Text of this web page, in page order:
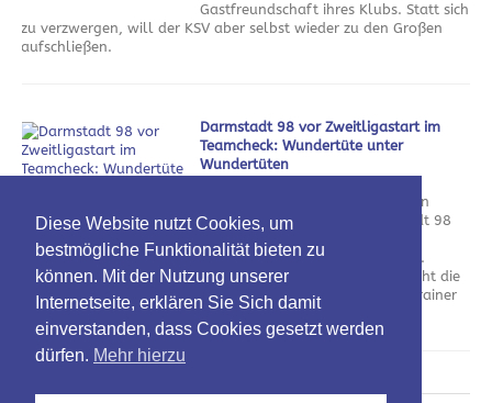
Gastfreundschaft ihres Klubs. Statt sich
zu verzwergen, will der KSV aber selbst wieder zu den Großen
aufschließen.
Darmstadt 98 vor Zweitligastart im
Teamcheck: Wundertüte unter
Wundertüten
Nach dem Verlust der kompletten
Offensivabteilung will Darmstadt 98
mit neuem Personal an die
vergangenen Erfolge anknüpfen.
Neben spannenden Zugängen ruht die
Hoffnung dabei vor allem auf Trainer
Florian Kohfeldt.
Diese Website nutzt Cookies, um
bestmögliche Funktionalität bieten zu
können. Mit der Nutzung unserer
Internetseite, erklären Sie Sich damit
einverstanden, dass Cookies gesetzt werden
dürfen. Mehr hierzu